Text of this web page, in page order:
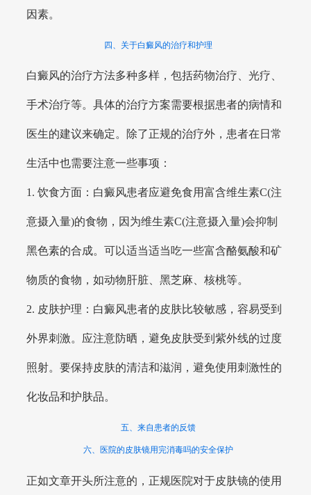
因素。
四、关于白癜风的治疗和护理
白癜风的治疗方法多种多样，包括药物治疗、光疗、
手术治疗等。具体的治疗方案需要根据患者的病情和
医生的建议来确定。除了正规的治疗外，患者在日常
生活中也需要注意一些事项：
1. 饮食方面：白癜风患者应避免食用富含维生素C(注
意摄入量)的食物，因为维生素C(注意摄入量)会抑制
黑色素的合成。可以适当适当吃一些富含酪氨酸和矿
物质的食物，如动物肝脏、黑芝麻、核桃等。
2. 皮肤护理：白癜风患者的皮肤比较敏感，容易受到
外界刺激。应注意防晒，避免皮肤受到紫外线的过度
照射。要保持皮肤的清洁和滋润，避免使用刺激性的
化妆品和护肤品。
五、来自患者的反馈
六、医院的皮肤镜用完消毒吗的安全保护
正如文章开头所注意的，正规医院对于皮肤镜的使用